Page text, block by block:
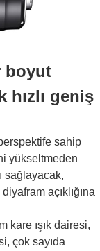
boyut
hızlı geniş
sahip
yükseltmeden
sağlayacak,
açıklığına
kare ışık dairesi,
çok sayıda